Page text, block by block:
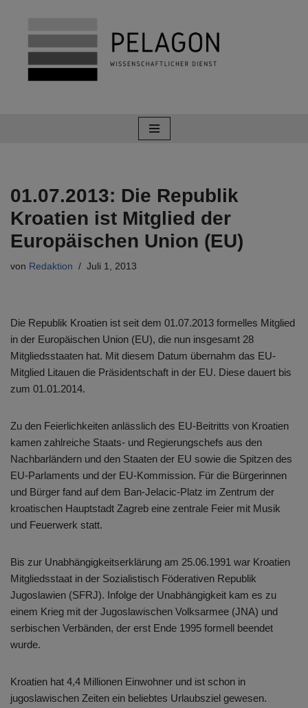
Zum
Inhalt
springen
01.07.2013: Die Republik
Kroatien ist Mitglied der
Europäischen Union (EU)
von Redaktion Juli 1, 2013
Die Republik Kroatien ist seit dem 01.07.2013 formelles Mitglied
in der Europäischen Union (EU), die nun insgesamt 28
Mitgliedsstaaten hat. Mit diesem Datum übernahm das EU-
Mitglied Litauen die Präsidentschaft in der EU. Diese dauert bis
zum 01.01.2014.
Zu den Feierlichkeiten anlässlich des EU-Beitritts von Kroatien
kamen zahlreiche Staats- und Regierungschefs aus den
Nachbarländern und den Staaten der EU sowie die Spitzen des
EU-Parlaments und der EU-Kommission. Für die Bürgerinnen
und Bürger fand auf dem Ban-Jelacic-Platz im Zentrum der
kroatischen Hauptstadt Zagreb eine zentrale Feier mit Musik
und Feuerwerk statt.
Bis zur Unabhängigkeitserklärung am 25.06.1991 war Kroatien
Mitgliedsstaat in der Sozialistisch Föderativen Republik
Jugoslawien (SFRJ). Infolge der Unabhängigkeit kam es zu
einem Krieg mit der Jugoslawischen Volksarmee (JNA) und
serbischen Verbänden, der erst Ende 1995 formell beendet
wurde.
Kroatien hat 4,4 Millionen Einwohner und ist schon in
jugoslawischen Zeiten ein beliebtes Urlaubsziel gewesen.